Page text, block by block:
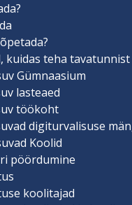
kuidas teha
Gümnaasium
lasteaed
töökoht
digiturvalisuse
Koolid
pöördumine
koolitajad